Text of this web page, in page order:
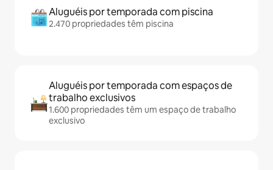
Aluguéis por temporada com piscina
2.470 propriedades têm piscina
Aluguéis por temporada com espaços de
trabalho exclusivos
1.600 propriedades têm um espaço de trabalho
exclusivo